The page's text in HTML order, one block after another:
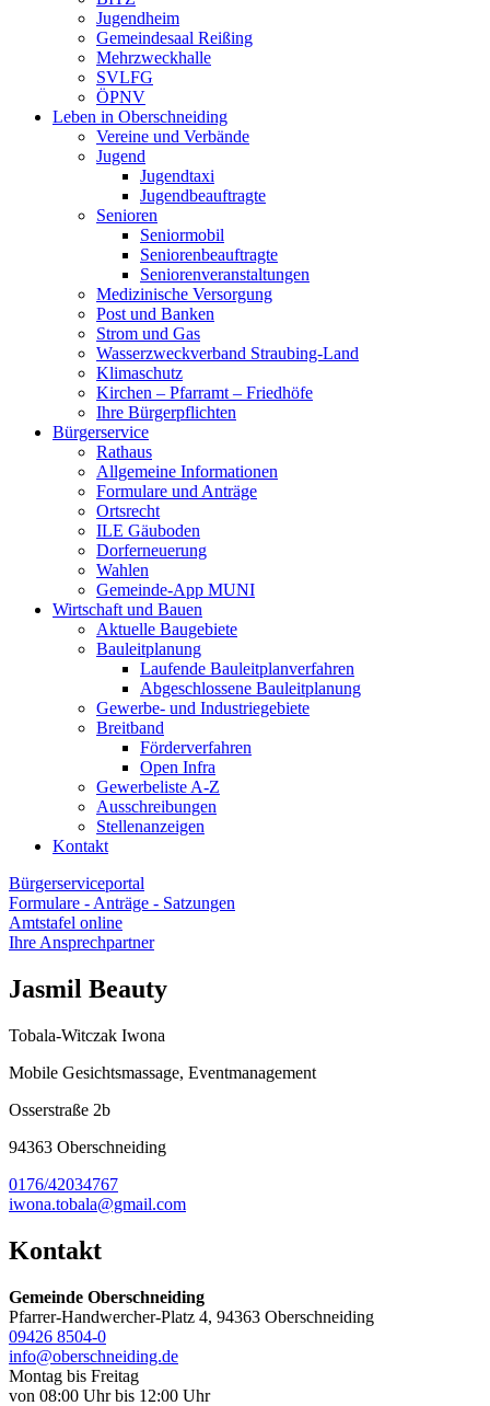
Jugendheim
Gemeindesaal Reißing
Mehrzweckhalle
SVLFG
ÖPNV
Leben in Oberschneiding
Vereine und Verbände
Jugend
Jugendtaxi
Jugendbeauftragte
Senioren
Seniormobil
Seniorenbeauftragte
Seniorenveranstaltungen
Medizinische Versorgung
Post und Banken
Strom und Gas
Wasserzweckverband Straubing-Land
Klimaschutz
Kirchen – Pfarramt – Friedhöfe
Ihre Bürgerpflichten
Bürgerservice
Rathaus
Allgemeine Informationen
Formulare und Anträge
Ortsrecht
ILE Gäuboden
Dorferneuerung
Wahlen
Gemeinde-App MUNI
Wirtschaft und Bauen
Aktuelle Baugebiete
Bauleitplanung
Laufende Bauleitplanverfahren
Abgeschlossene Bauleitplanung
Gewerbe- und Industriegebiete
Breitband
Förderverfahren
Open Infra
Gewerbeliste A-Z
Ausschreibungen
Stellenanzeigen
Kontakt
Bürgerserviceportal
Formulare - Anträge - Satzungen
Amtstafel online
Ihre Ansprechpartner
Jasmil Beauty
Tobala-Witczak Iwona
Mobile Gesichtsmassage, Eventmanagement
Osserstraße 2b
94363 Oberschneiding
0176/42034767
iwona.tobala@gmail.com
Kontakt
Gemeinde Oberschneiding
Pfarrer-Handwercher-Platz 4, 94363 Oberschneiding
09426 8504-0
info@oberschneiding.de
Montag bis Freitag
von 08:00 Uhr bis 12:00 Uhr